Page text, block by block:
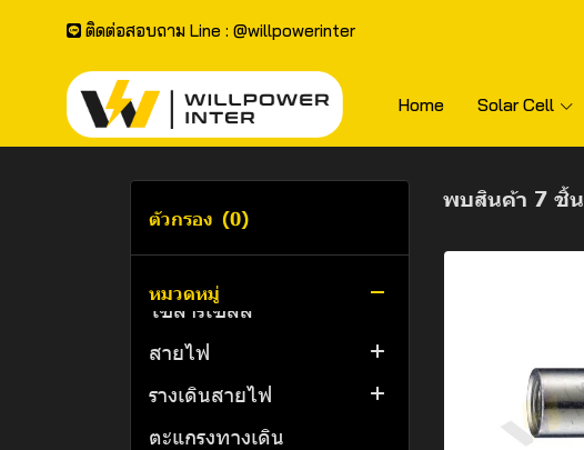
ติดต่อสอบถาม Line : @willpowerinter
Home Solar Cell
ตัวกรอง (0)
หมวดหมู่
อุปกรณ์ยึดจับแผงโซลาร์
เซลล์
เครื่องอินเวอร์เตอร์
All in One
Battery
On-Grid Inverter
Microinverter
เครื่องชาร์จรถไฟฟ้า
Fuse | ฟิวส์
เกอร์กันดูด
SPD | เบรกเกอร์ป้องกัน
ฟ้าผ่า และไฟกระชาก
DC MCCB,MCB | เบรก
ตู้ไฟ ตู้คอมไบเนอร์
ตู้คอนซูมเมอร์
ตู้ไฟสวิทช์บอร์ด
ตู้พลาสติก
โซลาร์เซลล์
AC/DC Combiner set
DC Combiner Set
สายไฟ
สายแบตเตอรี่
สายโซลาร์เซลล์
รางเดินสายไฟ
รางเคเบิ้ลเทรย์งานเบา
ตะแกรงทางเดิน
พบสินค้า 7 ชิ้น